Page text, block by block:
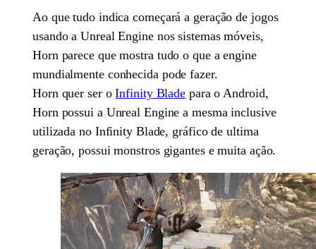
Ao que tudo indica começará a geração de jogos
usando a Unreal Engine nos sistemas móveis,
Horn parece que mostra tudo o que a engine
mundialmente conhecida pode fazer.
Horn quer ser oInfinity Blade para o Android,
Horn possui a Unreal Engine a mesma inclusive
utilizada no Infinity Blade, gráfico de ultima
geração, possui monstros gigantes e muita ação.